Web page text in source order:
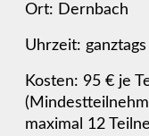
Ort: Dernbach
Uhrzeit: ganztags
Kosten: 95 € je
maximal 12